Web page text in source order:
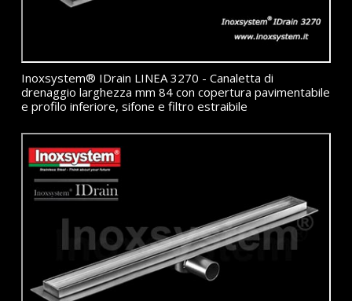
Inoxsystem® IDrain LINEA 3270 - Canaletta di
drenaggio larghezza mm 84 con copertura pavimentabile
e profilo inferiore, sifone e filtro estraibile